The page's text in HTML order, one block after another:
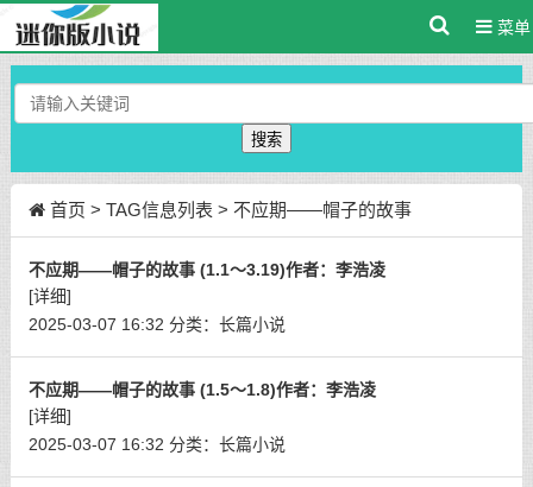
菜单
搜索
首页 > TAG信息列表 > 不应期——帽子的故事
不应期——帽子的故事 (1.1～3.19)作者：李浩凌
[详细]
2025-03-07 16:32 分类： 长篇小说
不应期——帽子的故事 (1.5～1.8)作者：李浩凌
[详细]
2025-03-07 16:32 分类： 长篇小说